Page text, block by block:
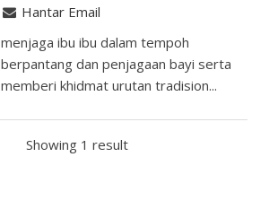
Hantar Email
menjaga ibu ibu dalam tempoh
berpantang dan penjagaan bayi serta
memberi khidmat urutan tradision...
Showing 1 result